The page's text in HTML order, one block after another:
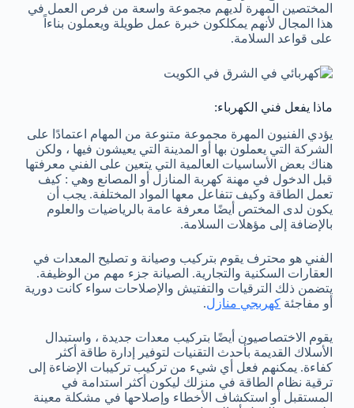
المختصين المهرة لديهم مجموعة واسعة من فرص العمل في
هذا المجال لأنهم يمكلكون خبرة عمل طويلة ويعملون بناءاً
على قواعد السلامة.
ماذا يفعل فني الكهرباء:
يؤدي الفنيون المهرة مجموعة متنوعة من المهام اعتمادًا على
الشركة التي يعملون بها أو المدينة التي يعيشون فيها ، ولكن
هناك بعض الأساسيات العالمية التي يتعين على الفني معرفتها
قبل الدخول في مهنة كهربة المنازل أو المصانع وهي : كيف
تعمل الطاقة وكيف تتفاعل معها المواد المختلفة. يجب أن
يكون لدى المختص أيضًا معرفة عامة بالرياضيات والعلوم
بالإضافة إلى مؤهلات السلامة.
الفني هو محترف يقوم بتركيب وصيانة و تصليح المعدات في
العقارات السكنية والتجارية. الصيانة جزء مهم من الوظيفة.
يتضمن ذلك الترقيات والتفتيش والإصلاحات سواء كانت دورية
أو مفاجئة كهربجي منازل.
يقوم الاختصاصيون أيضًا بتركيب معدات جديدة ، واستبدال
الأسلاك القديمة بأحدث التقنيات لتوفير إدارة طاقة أكثر
كفاءة. يمكنهم فعل أي شيء من تركيب تركيبات الإضاءة إلى
ترقية نظام الطاقة في منزلك ليكون أكثر استدامة في
المستقبل أو استكشاف الأخطاء وإصلاحها في مشكلة معينة